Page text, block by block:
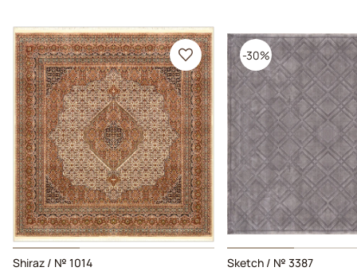
Shiraz / № 1014
-30%
Sketch / № 3387